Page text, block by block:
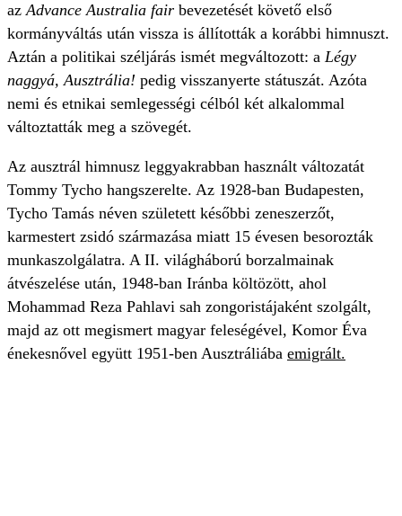
azAdvance Australia fair bevezetését követő első
kormányváltás után vissza is állították a korábbi himnuszt.
Aztán a politikai széljárás ismét megváltozott: a Légy
naggyá, Ausztrália! pedig visszanyerte státuszát. Azóta
nemi és etnikai semlegességi célból két alkalommal
változtatták meg a szövegét.
Az ausztrál himnusz leggyakrabban használt változatát
Tommy Tycho hangszerelte. Az 1928-ban Budapesten,
Tycho Tamás néven született későbbi zeneszerzőt,
karmestert zsidó származása miatt 15 évesen besorozták
munkaszolgálatra. A II. világháború borzalmainak
átvészelése után, 1948-ban Iránba költözött, ahol
Mohammad Reza Pahlavi sah zongoristájaként szolgált,
majd az ott megismert magyar feleségével, Komor Éva
énekesnővel együtt 1951-ben Ausztráliába emigrált.